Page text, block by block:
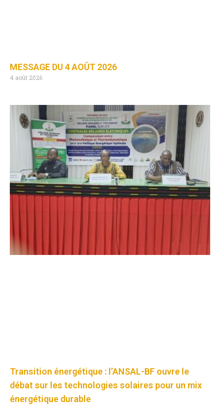
MESSAGE DU 4 AOÛT 2026
4 août 2026
Transition énergétique : l’ANSAL-BF ouvre le
débat sur les technologies solaires pour un mix
énergétique durable